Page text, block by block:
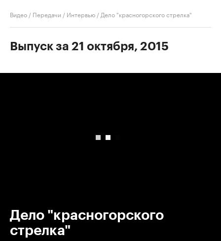
Видео / Передачи / Интервью / Дело "красногорского стрелка"
Выпуск за 21 октября, 2015
Дело "красногорского
стрелка"